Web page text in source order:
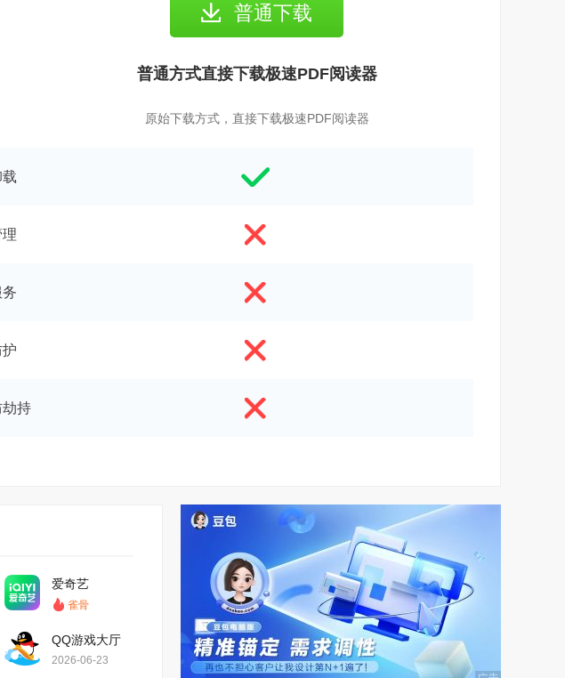
普通下载
普通方式直接下载极速PDF阅读器
原始下载方式，直接下载极速PDF阅读器
持
爱奇艺
雀骨
QQ游戏大厅
2026-06-23